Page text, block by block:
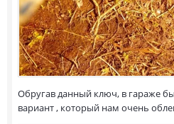
Обругав данный ключ, в гараже
вариант , который нам очень